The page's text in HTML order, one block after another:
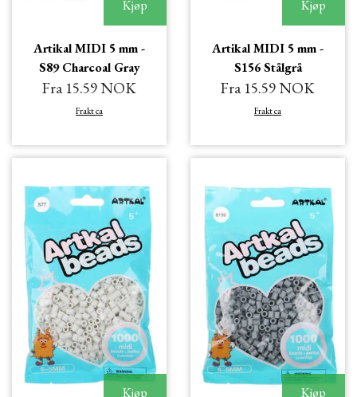
Kjøp
Artikal MIDI 5 mm -
S89 Charcoal Gray
Fra 15.59 NOK
Frakt ca
Kjøp
Artikal MIDI 5 mm -
S156 Stålgrå
Fra 15.59 NOK
Frakt ca
Kjøp Kjøp